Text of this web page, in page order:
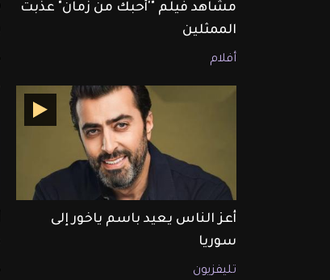
مشاهد فيلم "'أحبك من زمان" عذبت
الممثلين
أفلام
أعز الناس يعيد باسم ياخور إلى
سوريا
تليفزيون